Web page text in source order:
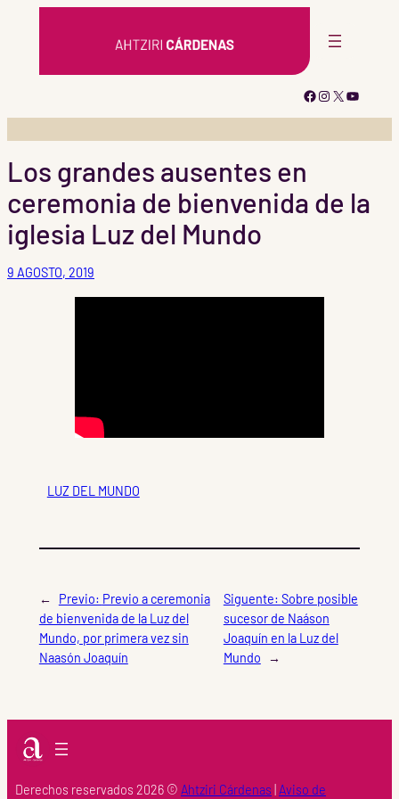
Facebook
Instagram
X YouTube
Los grandes ausentes en
ceremonia de bienvenida de la
iglesia Luz del Mundo
9 AGOSTO, 2019
LUZ DEL MUNDO
← Previo: Previo a ceremonia
de bienvenida de la Luz del
Mundo, por primera vez sin
Naasón Joaquín
Siguente: Sobre posible
sucesor de Naáson
Joaquín en la Luz del
Mundo
→
Derechos reservados 2026 © Ahtziri Cárdenas Aviso de